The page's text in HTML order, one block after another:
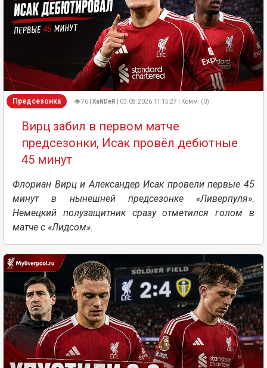
Предсезонка 👁 76 | XaNDeR | 03.08.2026 11:15:27 | Комм. (0)
Вирц забил в первом матче
предсезонки, Исак провёл дебютные
45 минут
Флориан Вирц и Александер Исак провели первые 45
минут в нынешней предсезонке «Ливерпуля».
Немецкий полузащитник сразу отметился голом в
матче с «Лидсом».